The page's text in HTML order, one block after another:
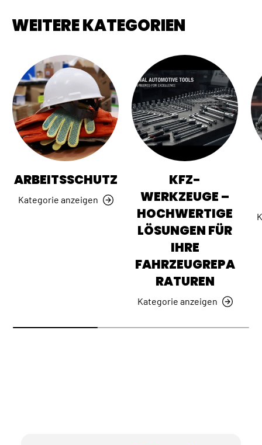
WEITERE KATEGORIEN
ARBEITSSCHUTZ
Kategorie anzeigen
KFZ-
WERKZEUGE –
HOCHWERTIGE
LÖSUNGEN FÜR
IHRE
FAHRZEUGREPA
RATUREN
Kategorie anzeigen